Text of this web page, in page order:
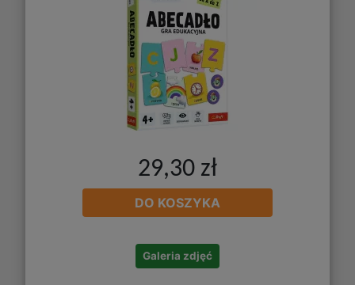
29,30 zł
DO KOSZYKA
Galeria zdjęć